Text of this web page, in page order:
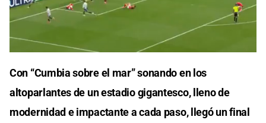
Con “Cumbia sobre el mar” sonando en los
altoparlantes de un estadio gigantesco, lleno de
modernidad e impactante a cada paso, llegó un final